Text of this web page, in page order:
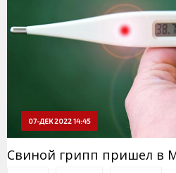
07-ДЕК 2022 14:45
Свиной грипп пришел в